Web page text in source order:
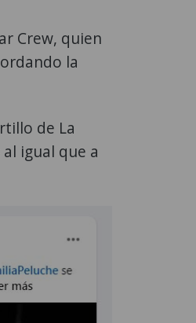
Crew, quien
la
de La
igual que a